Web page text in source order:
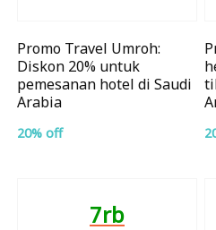
Promo Travel Umroh:
Diskon 20% untuk
pemesanan hotel di Saudi
Arabia
20% off
7rb